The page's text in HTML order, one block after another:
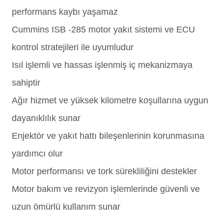
performans kaybı yaşamaz
Cummins ISB -285 motor yakıt sistemi ve ECU
kontrol stratejileri ile uyumludur
Isıl işlemli ve hassas işlenmiş iç mekanizmaya
sahiptir
Ağır hizmet ve yüksek kilometre koşullarına uygun
dayanıklılık sunar
Enjektör ve yakıt hattı bileşenlerinin korunmasına
yardımcı olur
Motor performansı ve tork sürekliliğini destekler
Motor bakım ve revizyon işlemlerinde güvenli ve
uzun ömürlü kullanım sunar